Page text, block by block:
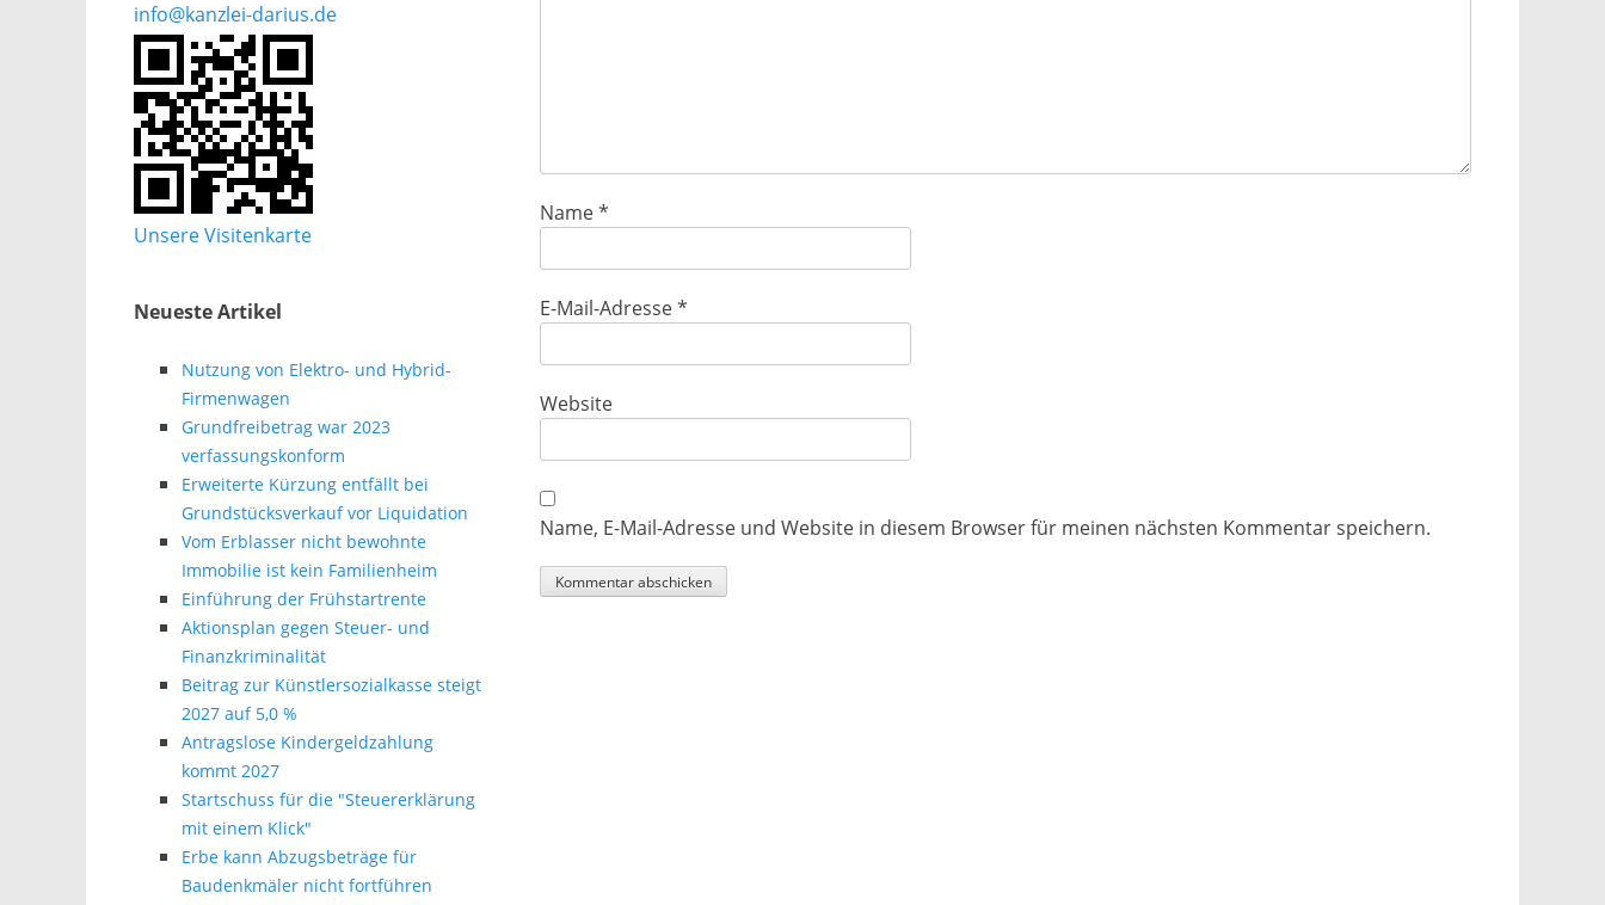
Name*
E-Mail-Adresse*
Website
Name, E-Mail-Adresse und Website in diesem Browser für meinen nächsten Kommentar speichern.
info@kanzlei-darius.de
Unsere Visitenkarte
Neueste Artikel
Nutzung von Elektro- und Hybrid-
Firmenwagen
Grundfreibetrag war 2023
verfassungskonform
Erweiterte Kürzung entfällt bei
Grundstücksverkauf vor Liquidation
Vom Erblasser nicht bewohnte
Immobilie ist kein Familienheim
Einführung der Frühstartrente
Aktionsplan gegen Steuer- und
Finanzkriminalität
Beitrag zur Künstlersozialkasse steigt
2027 auf 5,0 %
Antragslose Kindergeldzahlung
kommt 2027
Startschuss für die "Steuererklärung
mit einem Klick"
Erbe kann Abzugsbeträge für
Baudenkmäler nicht fortführen